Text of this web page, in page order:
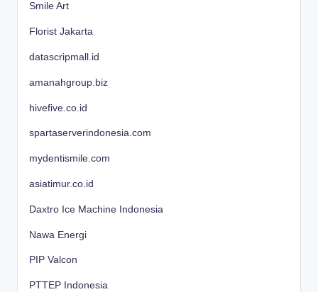
Smile Art
Florist Jakarta
datascripmall.id
amanahgroup.biz
hivefive.co.id
spartaserverindonesia.com
mydentismile.com
asiatimur.co.id
Daxtro Ice Machine Indonesia
Nawa Energi
PIP Valcon
PTTEP Indonesia